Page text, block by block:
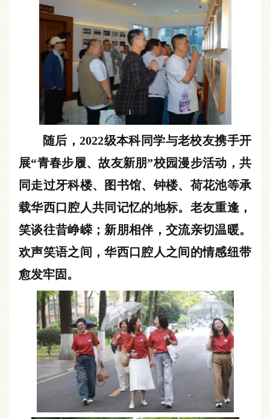
随后，2022级本科同学与老校友携手开
展“青春步履、故友新朋”校园漫步活动，共
同走过牙科楼、图书馆、钟楼、荷花池等承
载华西口腔人共同记忆的地标。老友重逢，
笑谈往昔峥嵘；新朋相伴，交流亲切温暖。
欢声笑语之间，华西口腔人之间的情感纽带
愈发牢固。